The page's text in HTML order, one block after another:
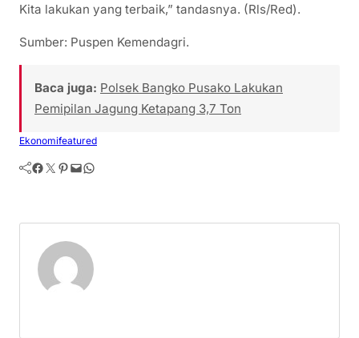
Kita lakukan yang terbaik,” tandasnya. (Rls/Red).
Sumber: Puspen Kemendagri.
Baca juga: Polsek Bangko Pusako Lakukan
Pemipilan Jagung Ketapang 3,7 Ton
Ekonomifeatured
Facebook Twitter Pinterest Mail WhatsApp